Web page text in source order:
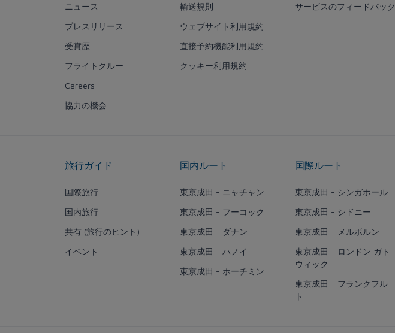
ニュース
プレスリリース
受賞歴
フライトクルー
Careers
協力の機会
輸送規則
ウェブサイト利用規約
直接予約機能利用規約
クッキー利用規約
サービスのフィードバック
旅行ガイド
国際旅行
国内旅行
共有 (旅行のヒント)
イベント
国内ルート
東京成田 - ニャチャン
東京成田 - フーコック
東京成田 - ダナン
東京成田 - ハノイ
東京成田 - ホーチミン
国際ルート
東京成田 - シンガポール
東京成田 - シドニー
東京成田 - メルボルン
東京成田 - ロンドン ガト
ウィック
東京成田 - フランクフル
ト